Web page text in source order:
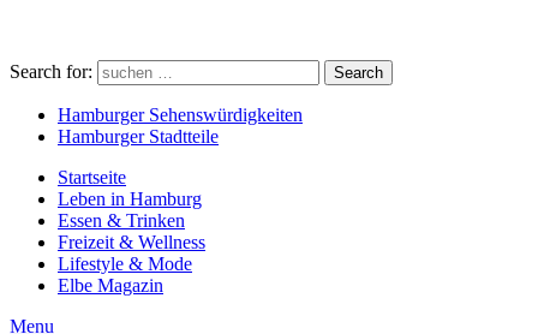
Search for: Search
Hamburger Sehenswürdigkeiten
Hamburger Stadtteile
Startseite
Leben in Hamburg
Essen & Trinken
Freizeit & Wellness
Lifestyle & Mode
Elbe Magazin
Menu